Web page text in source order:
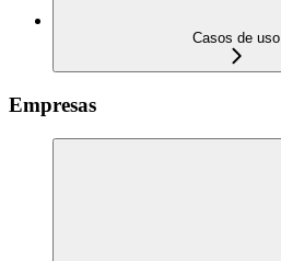
Casos de uso
Empresas